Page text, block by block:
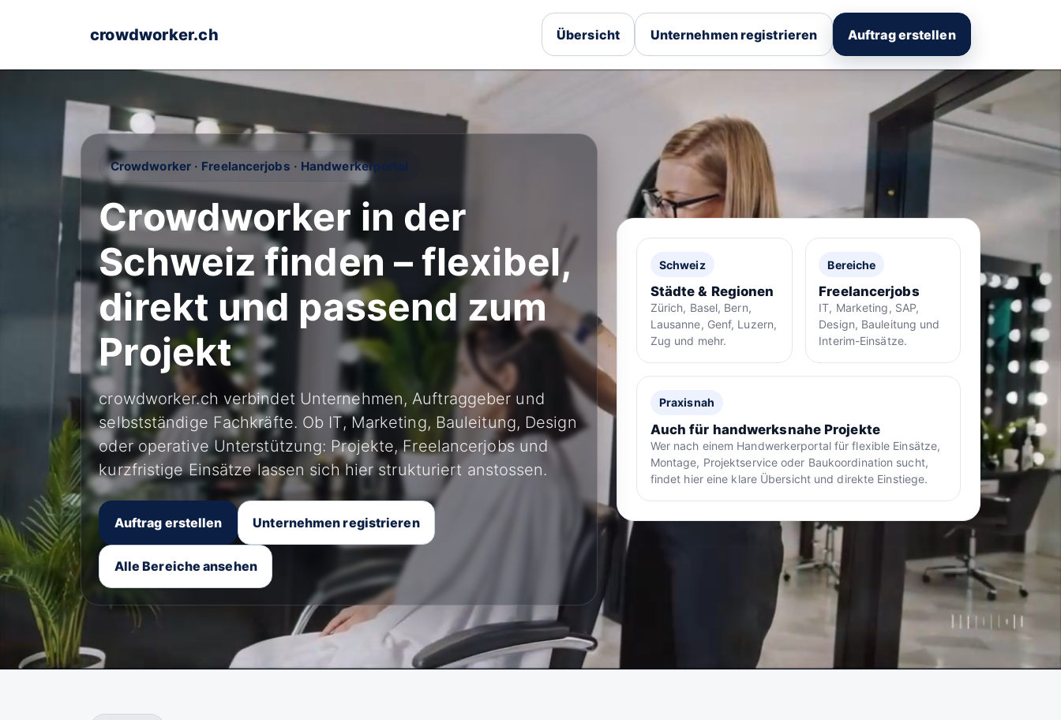
crowdworker.ch Übersicht Unternehmen registrieren Auftrag erstellen
Crowdworker · Freelancerjobs · Handwerkerportal
Crowdworker in der
Schweiz finden – flexibel,
direkt und passend zum
Projekt
crowdworker.ch verbindet Unternehmen, Auftraggeber und
selbstständige Fachkräfte. Ob IT, Marketing, Bauleitung, Design
oder operative Unterstützung: Projekte, Freelancerjobs und
kurzfristige Einsätze lassen sich hier strukturiert anstossen.
Auftrag erstellen Unternehmen registrieren
Alle Bereiche ansehen
Schweiz
Städte & Regionen
Zürich, Basel, Bern,
Lausanne, Genf, Luzern,
Zug und mehr.
Bereiche
Freelancerjobs
IT, Marketing, SAP,
Design, Bauleitung und
Interim-Einsätze.
Praxisnah
Auch für handwerksnahe Projekte
Wer nach einem Handwerkerportal für flexible Einsätze,
Montage, Projektservice oder Baukoordination sucht,
findet hier eine klare Übersicht und direkte Einstiege.